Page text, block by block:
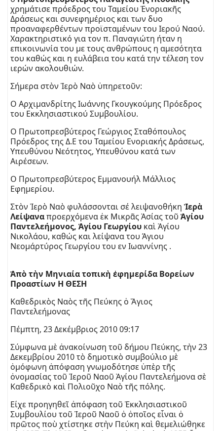
χρημάτισε πρόεδρος του Ταμείου Ἐνοριακῆς
Δράσεως και συνεφημέριος και των δυο
προαναφερθέντων προϊσταμένων του Ιερού Ναού.
Χαρακτηριστικό για τον π. Παναγιώτη ήταν η
επικοινωνία του με τους ανθρώπους η αμεσότητα
του καθώς και η ευλάβεια του κατά την τέλεση τον
ιερών ακολουθιών.
Σήμερα στὸν Ἱερὸ Ναὸ ὑπηρετοῦν:
Ο Αρχιμανδρίτης Ιωάννης Γκουγκούμης Πρόεδρος
του Εκκλησιαστικού Συμβουλίου.
Ο Πρωτοπρεσβύτερος Γεώργιος Σταθόπουλος
Πρόεδρος της Δ.Ε του Ταμείου Ενοριακής Δράσεως,
Υπευθύνου Νεότητος, Υπευθύνου κατά των
Αιρέσεων.
Ο Πρωτοπρεσβύτερος Εμμανουήλ Μάλλιος
Εφημερίου.
Στὸν Ἱερὸ Ναὸ φυλάσσονται σέ λειψανοθήκη Ἱερὰ
Λείψαναπροερχόμενα ἐκ Μικρᾶς Ἀσίας τοῦ Ἁγίου
Παντελεήμονος, Ἁγίου Γεωργίου καὶ Ἁγίου
Νικολάου, καθώς και λείψανα του Άγιου
Νεομάρτύρος Γεωργίου του εν Ιωαννίνης .
Ἀπὸ τὴν Μηνιαία τοπικὴ ἐφημερίδα Βορείων
Προαστίων Η ΘΕΣΗ
Καθεδρικὸς Ναὸς τῆς Πεύκης ὁ Ἅγιος
Παντελεήμονας
Πέμπτη, 23 Δεκέμβριος 2010 09:17
Σύμφωνα μὲ ἀνακοίνωση τοῦ δήμου Πεύκης, τὴν 23
Δεκεμβρίου 2010 τὸ δημοτικὸ συμβούλιο μὲ
ὁμόφωνη ἀπόφαση γνωμοδότησε ὑπὲρ τῆς
ὀνομασίας τοῦ Ἱεροῦ Ναοῦ Ἁγίου Παντελεήμονα σὲ
Καθεδρικὸ καὶ Πολιοῦχο Ναὸ τῆς πόλης.
Είχε προηγηθεῖ ἀπόφαση τοῦ Ἐκκλησιαστικοῦ
Συμβουλίου τοῦ Ἱεροῦ Ναοῦ ὁ ὁποῖος εἶναι ὁ
πρῶτος ποὺ χτίστηκε στὴν Πεύκη καὶ θεμελιώθηκε